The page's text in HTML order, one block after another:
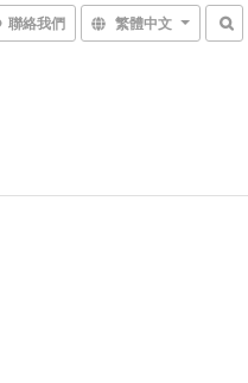
聯絡我們 繁體中文